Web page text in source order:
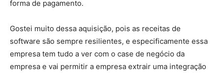
forma de pagamento.
Gostei muito dessa aquisição, pois as receitas de
software são sempre resilientes, e especificamente essa
empresa tem tudo a ver com o case de negócio da
empresa e vai permitir a empresa extrair uma integração